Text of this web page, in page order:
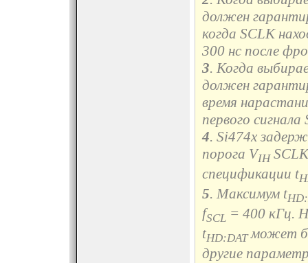
должен
когда SCLK
300 нс после
3. Когда
должен
время
первого сигнала
4. Si474x
порога VIH
спецификации t
5. Максимум t
fSCL = 400 кГц.
tHD:DATможет
другие